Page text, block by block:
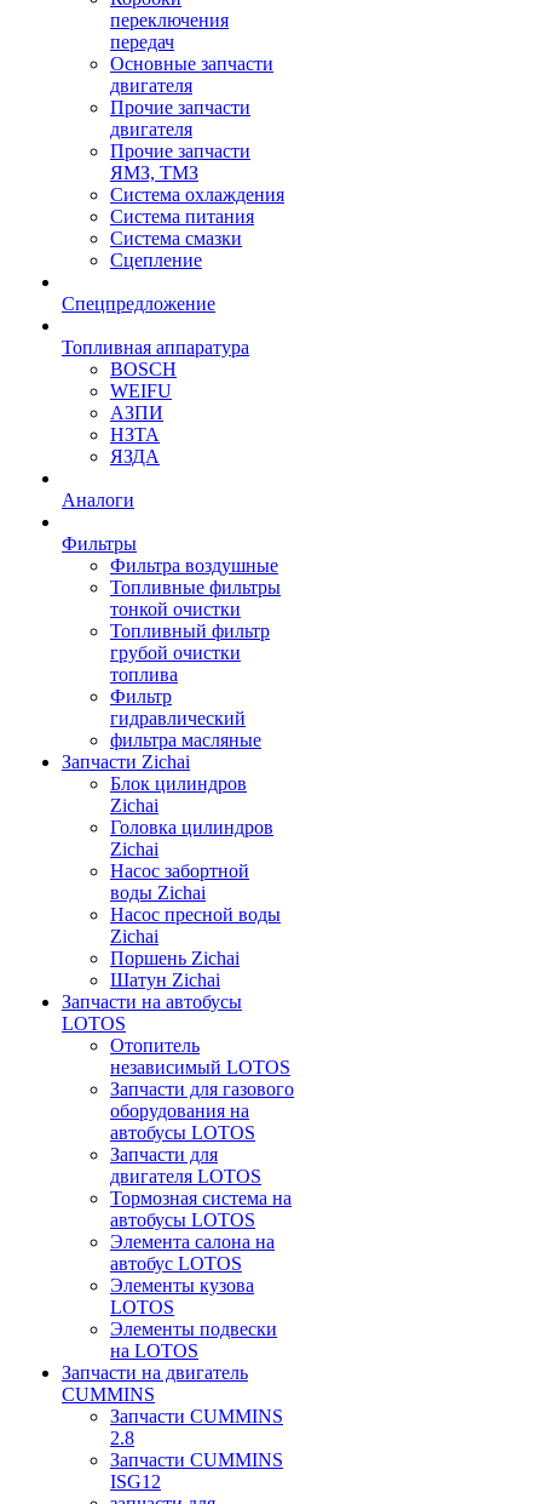
переключения
передач
Основные запчасти
двигателя
Прочие запчасти
двигателя
Прочие запчасти
ЯМЗ, ТМЗ
Система охлаждения
Система питания
Система смазки
Сцепление
Спецпредложение
Топливная аппаратура
BOSCH
WEIFU
АЗПИ
НЗТА
ЯЗДА
Аналоги
Фильтры
Фильтра воздушные
Топливные фильтры
тонкой очистки
Топливный фильтр
грубой очистки
топлива
Фильтр
гидравлический
фильтра масляные
Запчасти Zichai
Блок цилиндров
Zichai
Головка цилиндров
Zichai
Насос забортной
воды Zichai
Насос пресной воды
Zichai
Поршень Zichai
Шатун Zichai
Запчасти на автобусы
LOTOS
Отопитель
независимый LOTOS
Запчасти для газового
оборудования на
автобусы LOTOS
Запчасти для
двигателя LOTOS
Тормозная система на
автобусы LOTOS
Элемента салона на
автобус LOTOS
Элементы кузова
LOTOS
Элементы подвески
на LOTOS
Запчасти на двигатель
CUMMINS
Запчасти CUMMINS
2.8
Запчасти CUMMINS
ISG12